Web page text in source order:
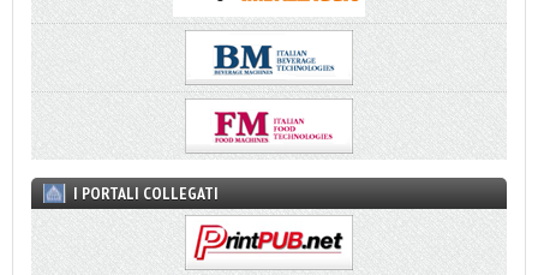
I PORTALI COLLEGATI